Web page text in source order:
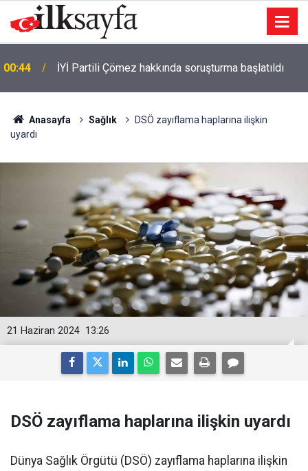
00:44 İYİ Partili Çömez hakkında soruşturma başlatıldı
00:41 Otoyolda feci kaza: 3 ölü 1 yaralı
Anasayfa Sağlık
DSÖ zayıflama haplarına ilişkin
uyardı
13:26
21 Haziran 2024
DSÖ zayıflama haplarına ilişkin uyardı
Dünya Sağlık Örgütü (DSÖ) zayıflama haplarına ilişkin